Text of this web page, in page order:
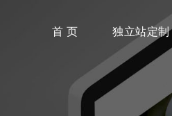
首 页 独立站定制